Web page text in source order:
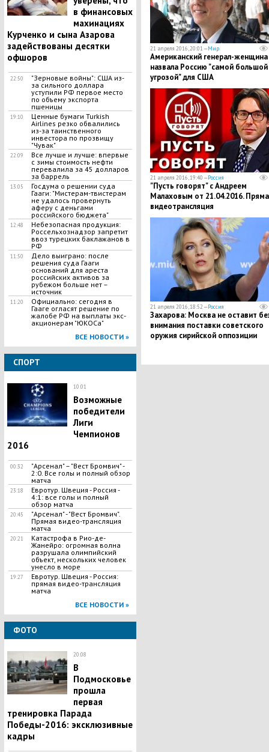
в финансовых
махинациях
Курченко и сына Азарова
задействованы десятки
офшоров
22:50
"Зерновые войны": США из-
за сильного доллара
уступили РФ первое место
по объему экспорта
пшеницы
19:10
Ценные бумаги Turkish
Airlines резко обвалились
из-за таинственного
инвестора по прозвищу
"Чувак"
22:09
Все лучше и лучше: впервые
с зимы стоимость нефти
перевалила за 45 долларов
за баррель
13:05
Госдума о решении суда
Гааги: "Мистерам-твистерам
не удалось провернуть
аферу с деньгами
российского бюджета"
12:48
Небезопасная продукция:
Россельхознадзор запретит
ввоз турецких баклажанов в
РФ
11:50
Дело выиграно: после
решения суда Гааги
оснований для ареста
российских активов за
рубежом больше нет –
источник
11:20
Официально: сегодня в
Гааге огласят решение по
жалобе РФ на выплаты экс-
акционерам "ЮКОСа"
ВСЕ НОВОСТИ »
СПОРТ
10:01
Возможные
победители
Лиги
Чемпионов
2016
00:32
"​Арсенал" – "Вест Бромвич" -
2:0. Все голы и полный обзор
матча
23:18
Евротур. Швеция - Россия -
4:1: все голы и полный
обзор матча
20:45
"Арсенал" - "Вест Бромвич".
Прямая видео-трансляция
матча
20:21
Катастрофа в Рио-де-
Жанейро: огромная волна
разрушала олимпийский
объект, нескольких человек
унесло в море
19:27
Евротур. Швеция - Россия:
прямая видео-трансляция
матча
ВСЕ НОВОСТИ »
ФОТО
20:08
В
Подмосковье
прошла
первая
тренировка Парада
Победы-2016: эксклюзивные
кадры
21 апреля 2016, 20:01 —Мир
Американский генерал-женщина
назвала Россию "самой большой
угрозой" для США
21 апреля 2016, 19:40 —Россия
"Пусть говорят" с Андреем
Малаховым от 21.04.2016.
видеотрансляция
21 апреля 2016, 18:52 —Россия
Захарова: Москва не оставит
внимания поставки советского
оружия сирийской оппозиции